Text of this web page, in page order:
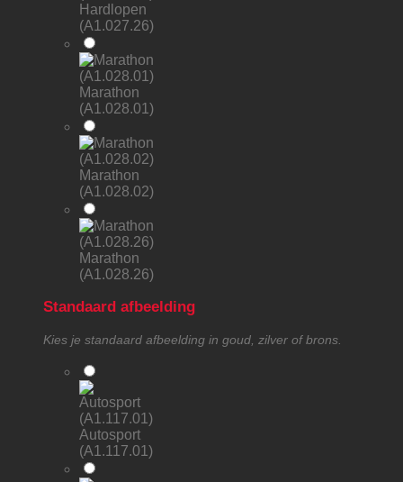
Hardlopen
(A1.027.26)
Marathon
(A1.028.01)
Marathon
(A1.028.02)
Marathon
(A1.028.26)
Standaard afbeelding
Kies je standaard afbeelding in goud, zilver of brons.
Autosport
(A1.117.01)